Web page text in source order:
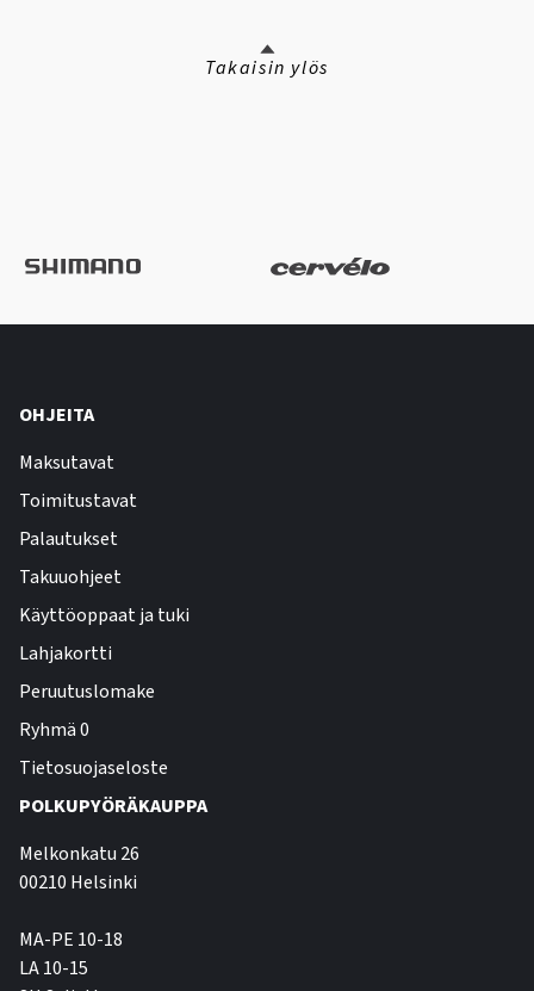
Takaisin ylös
OHJEITA
Maksutavat
Toimitustavat
Palautukset
Takuuohjeet
Käyttöoppaat ja tuki
Lahjakortti
Peruutuslomake
Ryhmä 0
Tietosuojaseloste
POLKUPYÖRÄKAUPPA
Melkonkatu 26
00210 Helsinki
MA-PE 10-18
LA 10-15